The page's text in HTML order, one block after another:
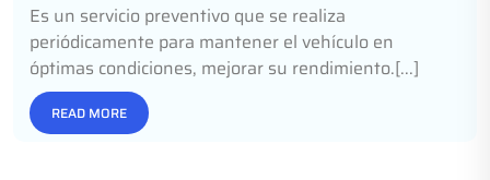
Es un servicio preventivo que se realiza
periódicamente para mantener el vehículo en
óptimas condiciones, mejorar su rendimiento.[...]
READ MORE